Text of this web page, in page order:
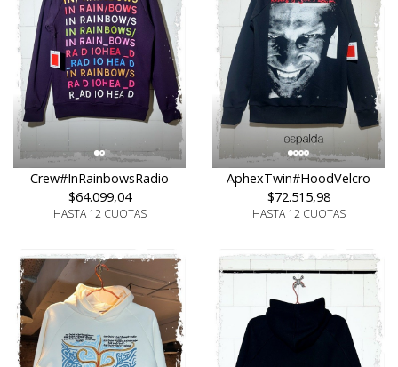
Crew#InRainbowsRadio
$64.099,04
HASTA 12 CUOTAS
AphexTwin#HoodVelcro
$72.515,98
HASTA 12 CUOTAS